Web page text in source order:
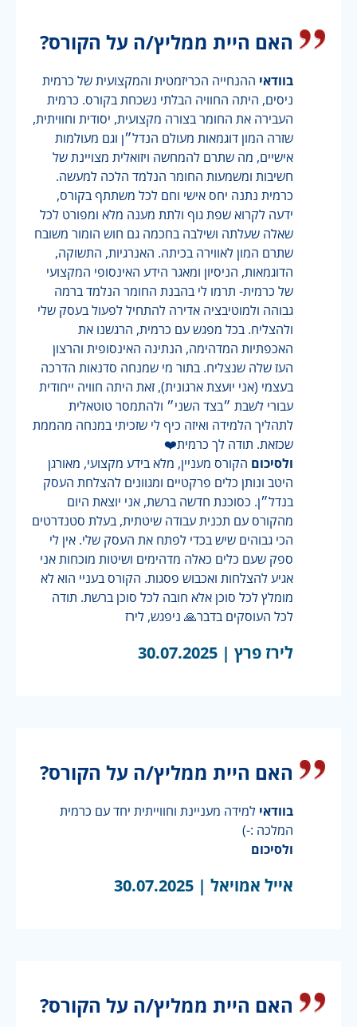
האם היית ממליץ/ה על הקורס?
בוודאי ההנחייה הכריזמטית והמקצועית של כרמית
ניסים, היתה החוויה הבלתי נשכחת בקורס. כרמית
העבירה את החומר בצורה מקצועית, יסודית וחוויתית,
שזרה המון דוגמאות מעולם הנדל״ן וגם מעולמות
אישיים, מה שתרם להמחשה ויזואלית מצויינת של
חשיבות ומשמעות החומר הנלמד הלכה למעשה.
כרמית נתנה יחס אישי וחם לכל משתתף בקורס,
ידעה לקרוא שפת גוף ולתת מענה מלא ומפורט לכל
שאלה שעלתה ושילבה בחכמה גם חוש הומור משובח
שתרם המון לאווירה בכיתה. האנרגיות, התשוקה,
הדוגמאות, הניסיון ומאגר הידע האינסופי המקצועי
של כרמית- תרמו לי בהבנת החומר הנלמד ברמה
גבוהה ולמוטיבציה אדירה להתחיל לפעול בעסק שלי
ולהצליח. בכל מפגש עם כרמית, הרגשנו את
האכפתיות המדהימה, הנתינה האינסופית והרצון
העז שלה שנצליח. בתור מי שמנחה סדנאות הדרכה
בעצמי (אני יועצת ארגונית), זאת היתה חוויה ייחודית
עבורי לשבת ״בצד השני״ ולהתמסר טוטאלית
לתהליך הלמידה ואיזה כיף לי שזכיתי במנחה מהממת
שכזאת. תודה לך כרמית❤️
ולסיכום הקורס מעניין, מלא בידע מקצועי, מאורגן
היטב ונותן כלים פרקטיים ומגוונים להצלחת העסק
בנדל״ן. כסוכנת חדשה ברשת, אני יוצאת היום
מהקורס עם תכנית עבודה שיטתית, בעלת סטנדרטים
הכי גבוהים שיש בכדי לפתח את העסק שלי. אין לי
ספק שעם כלים כאלה מדהימים ושיטות מוכחות אני
אגיע להצלחות ואכבוש פסגות. הקורס בעניי הוא לא
מומלץ לכל סוכן אלא חובה לכל סוכן ברשת. תודה
לכל העוסקים בדבר🙏 ניפגש, לירז
לירז פרץ | 30.07.2025
האם היית ממליץ/ה על הקורס?
בוודאי למידה מעניינת וחווייתית יחד עם כרמית
המלכה :-)
ולסיכום
אייל אמויאל | 30.07.2025
האם היית ממליץ/ה על הקורס?